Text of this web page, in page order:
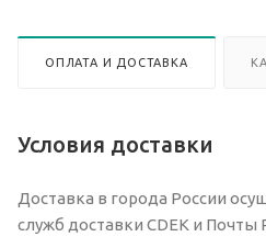
ОПЛАТА И ДОСТАВКА
Условия доставки
Доставка в города России
служб доставки CDEK и Почты